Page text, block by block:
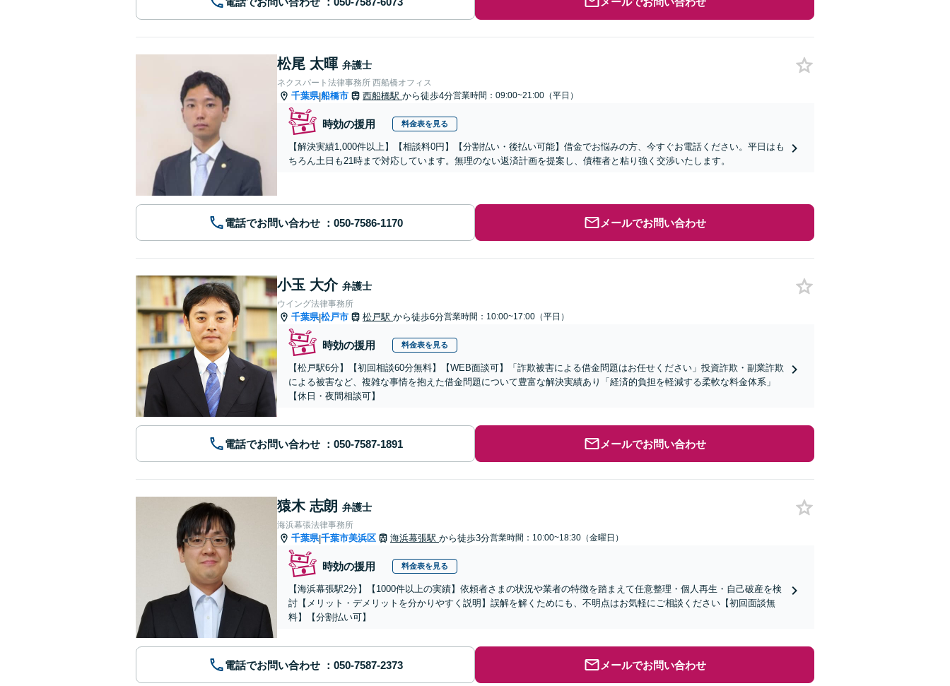
松尾 太暉 弁護士
ネクスパート法律事務所 西船橋オフィス
千葉県|船橋市 西船橋駅 から徒歩4分営業時間：09:00~21:00（平日）
時効の援用 料金表を見る
【解決実績1,000件以上】【相談料0円】【分割払い・後払い可能】借金でお悩みの方、今すぐお電話ください。平日はも
ちろん土日も21時まで対応しています。無理のない返済計画を提案し、債権者と粘り強く交渉いたします。
電話でお問い合わせ メールでお問い合わせ
小玉 大介 弁護士
ウイング法律事務所
千葉県|松戸市 松戸駅 から徒歩6分営業時間：10:00~17:00（平日）
時効の援用 料金表を見る
【松戸駅6分】【初回相談60分無料】【WEB面談可】「詐欺被害による借金問題はお任せください」投資詐欺・副業詐欺
による被害など、複雑な事情を抱えた借金問題について豊富な解決実績あり「経済的負担を軽減する柔軟な料金体系」
【休日・夜間相談可】
電話でお問い合わせ メールでお問い合わせ
猿木 志朗 弁護士
海浜幕張法律事務所
千葉県|千葉市美浜区 海浜幕張駅 から徒歩3分営業時間：10:00~18:30（金曜日）
時効の援用 料金表を見る
【海浜幕張駅2分】【1000件以上の実績】依頼者さまの状況や業者の特徴を踏まえて任意整理・個人再生・自己破産を検
討【メリット・デメリットを分かりやすく説明】誤解を解くためにも、不明点はお気軽にご相談ください【初回面談無
料】【分割払い可】
電話でお問い合わせ メールでお問い合わせ